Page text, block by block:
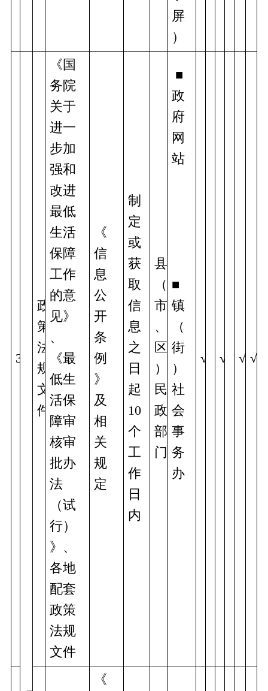
屏
）
3
政
策
法
规
文
件
《国
务院
关于
进一
步加
强和
改进
最低
生活
保障
工作
的意
见》
、
《最
低生
活保
障审
核审
批办
法
（试
行）
》、
各地
配套
政策
法规
文件
《
信
息
公
开
条
例
》
及
相
关
规
定
制
定
或
获
取
信
息
之
日
起
10
个
工
作
日
内
县
（
市
、
区
）
民
政
部
门
■
政
府
网
站
■
镇
（
街
）
社
会
事
务
办
√ √ √ √
《